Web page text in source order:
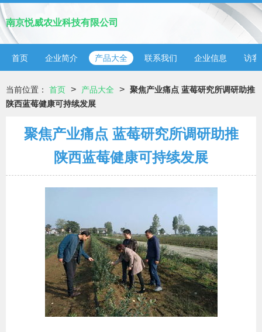
南京悦威农业科技有限公司
首页 企业简介 产品大全 联系我们 企业信息 访客
当前位置： 首页 > 产品大全 > 聚焦产业痛点 蓝莓研究所调研助推
陕西蓝莓健康可持续发展
聚焦产业痛点 蓝莓研究所调研助推
陕西蓝莓健康可持续发展